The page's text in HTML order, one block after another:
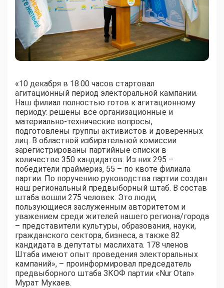
«10 декабря в 18.00 часов стартовал
агитационный период электоральной кампании.
Наш филиал полностью готов к агитационному
периоду: решены все организационные и
материально-технические вопросы,
подготовлены группы активистов и доверенных
лиц. В областной избирательной комиссии
зарегистрированы партийные списки в
количестве 350 кандидатов. Из них 295 –
победители праймериз, 55 – по квоте филиала
партии. По поручению руководства партии создан
наш региональный предвыборный штаб. В состав
штаба вошли 275 человек. Это люди,
пользующиеся заслуженным авторитетом и
уважением среди жителей нашего региона/города
– представители культуры, образования, науки,
гражданского сектора, бизнеса, а также 82
кандидата в депутаты маслихата. 178 членов
Штаба имеют опыт проведения электоральных
кампаний», – проинформировал председатель
предвыборного штаба ЗКОФ партии «Nur Otan»
Мурат Мукаев.